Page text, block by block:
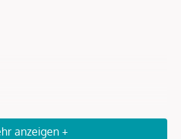
anzeigen +